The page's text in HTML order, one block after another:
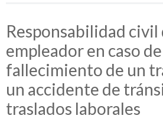
Responsabilidad civil
empleador en caso de
fallecimiento de un
un accidente de
traslados laborales